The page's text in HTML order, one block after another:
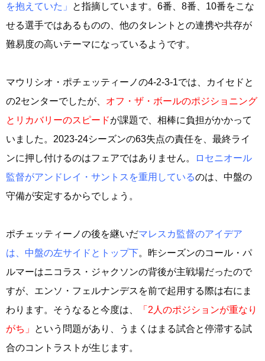
を抱えていた」
と指摘しています。6番、8番、10番をこな
せる選手ではあるものの、他のタレントとの連携や共存が
難易度の高いテーマになっているようです。
マウリシオ・ポチェッティーノの4-2-3-1では、カイセドと
の2センターでしたが、 オフ・ザ・ボールのポジショニング
とリカバリーのスピードが課題で、相棒に負担がかかって
いました。2023-24シーズンの63失点の責任を、最終ライ
ンに押し付けるのはフェアではありません。
ロセニオール
監督がアンドレイ・サントスを重用しているのは、中盤の
守備が安定するからでしょう。
ポチェッティーノの後を継いだマレスカ監督のアイデア
は、中盤の左サイドとトップ下。昨シーズンのコール・パ
ルマーはニコラス・ジャクソンの背後が主戦場だったので
すが、エンソ・フェルナンデスを前で起用する際は右にま
わります。そうなると今度は、
「2人のポジションが重なり
がち」
という問題があり、うまくはまる試合と停滞する試
合のコントラストが生じます。